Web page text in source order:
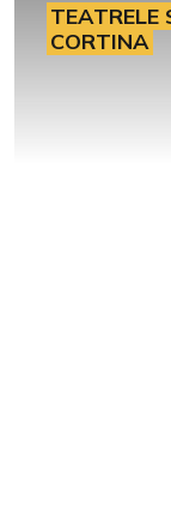
TEATRELE
CORTINA